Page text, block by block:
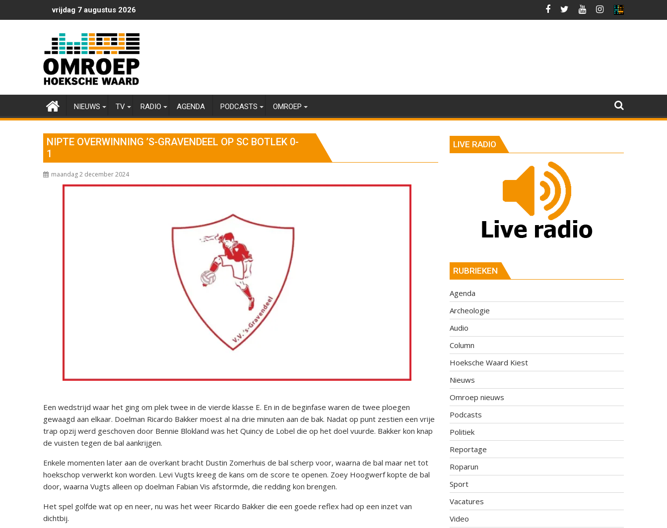
naar
vrijdag 7 augustus 2026
NIEUWS TV RADIO AGENDA PODCASTS OMROEP
NIPTE OVERWINNING ’S-GRAVENDEEL OP SC BOTLEK 0-
1
maandag 2 december 2024
Een wedstrijd waar het ging om plek twee in de vierde klasse E. En in de beginfase waren de twee ploegen
gewaagd aan elkaar. Doelman Ricardo Bakker moest al na drie minuten aan de bak. Nadat op punt zestien een vrije
trap opzij werd geschoven door Bennie Blokland was het Quincy de Lobel die op het doel vuurde. Bakker kon knap
de vuisten tegen de bal aankrijgen.
Enkele momenten later aan de overkant bracht Dustin Zomerhuis de bal scherp voor, waarna de bal maar net tot
hoekschop verwerkt kon worden. Levi Vugts kreeg de kans om de score te openen. Zoey Hoogwerf kopte de bal
door, waarna Vugts alleen op doelman Fabian Vis afstormde, die redding kon brengen.
Het spel golfde wat op en neer, nu was het weer Ricardo Bakker die een goede reflex had op een inzet van
dichtbij.
LIVE RADIO
RUBRIEKEN
Agenda
Archeologie
Audio
Column
Hoeksche Waard Kiest
Nieuws
Omroep nieuws
Podcasts
Politiek
Reportage
Roparun
Sport
Vacatures
Video